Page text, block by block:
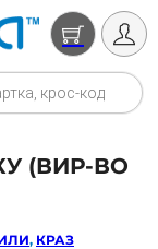
(ВИР-ВО
, КРАЗ